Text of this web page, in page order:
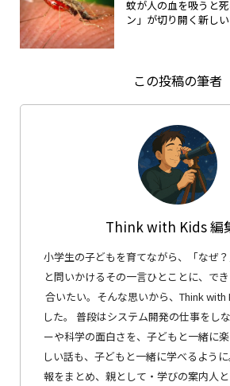
蚊が人の血を吸うと
ン」が切り開く新し
この投稿の筆者
Think with Kids 編
小学生の子どもを育てながら、「なぜ？
と問いかけるその一言ひとことに、で
合いたい。そんな思いから、Think with
した。 普段はシステム開発の仕事をし
ーや科学の面白さを、子どもと一緒に
しい話も、子どもと一緒に学べるよう
報をまとめ、親として・学びの案内人